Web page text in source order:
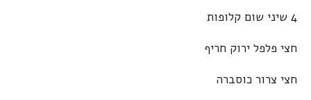
4 שיני שום קלופות
חצי פלפל ירוק חריף
חצי צרור כוסברה